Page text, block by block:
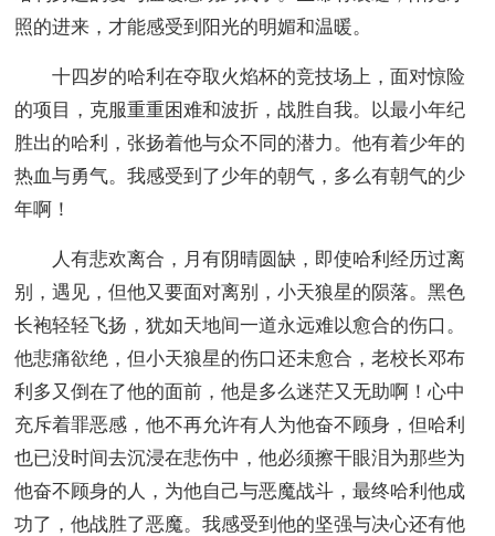
照的进来，才能感受到阳光的明媚和温暖。
十四岁的哈利在夺取火焰杯的竞技场上，面对惊险
的项目，克服重重困难和波折，战胜自我。以最小年纪
胜出的哈利，张扬着他与众不同的潜力。他有着少年的
热血与勇气。我感受到了少年的朝气，多么有朝气的少
年啊！
人有悲欢离合，月有阴晴圆缺，即使哈利经历过离
别，遇见，但他又要面对离别，小天狼星的陨落。黑色
长袍轻轻飞扬，犹如天地间一道永远难以愈合的伤口。
他悲痛欲绝，但小天狼星的伤口还未愈合，老校长邓布
利多又倒在了他的面前，他是多么迷茫又无助啊！心中
充斥着罪恶感，他不再允许有人为他奋不顾身，但哈利
也已没时间去沉浸在悲伤中，他必须擦干眼泪为那些为
他奋不顾身的人，为他自己与恶魔战斗，最终哈利他成
功了，他战胜了恶魔。我感受到他的坚强与决心还有他